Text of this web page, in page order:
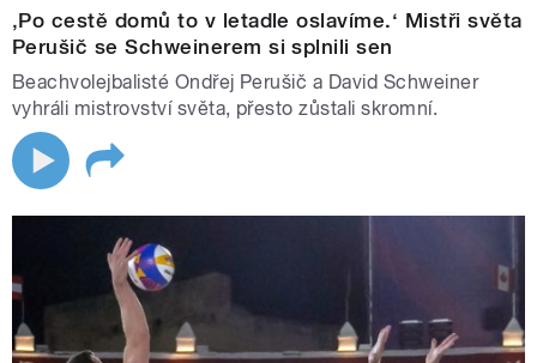
‚Po cestě domů to v letadle oslavíme.‘ Mistři světa
Perušič se Schweinerem si splnili sen
Beachvolejbalisté Ondřej Perušič a David Schweiner
vyhráli mistrovství světa, přesto zůstali skromní.